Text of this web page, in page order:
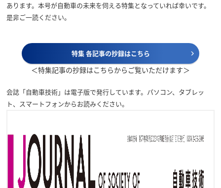
あります。本号が自動車の未来を伺える特集となっていれば幸いです。
是非ご一読ください。
特集 各記事の抄録はこちら
＜特集記事の抄録はこちらからご覧いただけます＞
会誌「自動車技術」は電子版で発行しています。パソコン、タブレッ
ト、スマートフォンからお読みください。